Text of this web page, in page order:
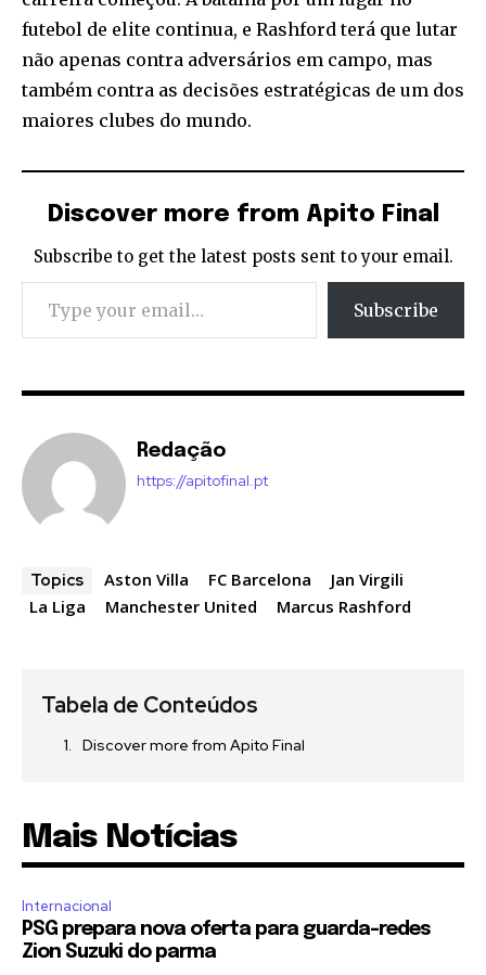
futebol de elite continua, e Rashford terá que lutar
não apenas contra adversários em campo, mas
também contra as decisões estratégicas de um dos
maiores clubes do mundo.
Discover more from Apito Final
Subscribe to get the latest posts sent to your email.
Type your email…
Subscribe
Redação
https://apitofinal.pt
Topics Aston Villa FC Barcelona
Jan Virgili
La Liga
Manchester United Marcus Rashford
Tabela de Conteúdos
Discover more from Apito Final
Mais Notícias
Internacional
PSG prepara nova oferta para guarda-redes
Zion Suzuki do parma